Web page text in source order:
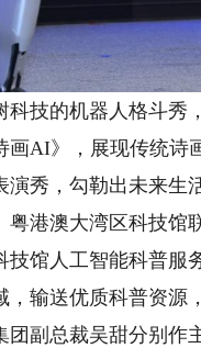
技的机器人格斗秀
AI》，展现传统诗
秀，勾勒出未来生
港澳大湾区科技馆
馆人工智能科普服
输送优质科普资源
副总裁吴甜分别作